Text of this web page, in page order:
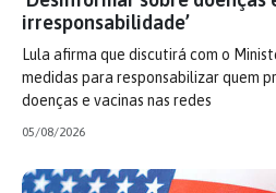
irresponsabilidade’
Lula afirma que discutirá com o
medidas para responsabilizar quem
doenças e vacinas nas redes
05/08/2026